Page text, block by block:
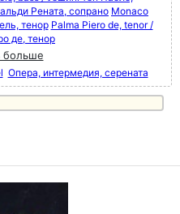
Рената, сопрано Monaco
тенор Palma Piero de, tenor /
де, тенор
больше
Опера, интермедия, серената